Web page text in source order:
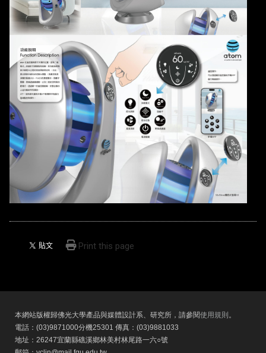
Print this page
本網站版權歸佛光大學產品與媒體設計系、研究所，請參閱使用規則 。
電話：(03)9871000分機25301 傳真：(03)9881033
地址：26247宜蘭縣礁溪鄉林美村林尾路一六○號